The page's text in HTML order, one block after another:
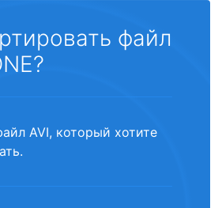
файл
AVI, который хотите